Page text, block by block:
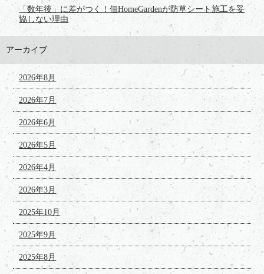
「数年後」に差がつく！佃HomeGardenが防草シート施工を妥
協しない理由
アーカイブ
2026年8月
2026年7月
2026年6月
2026年5月
2026年4月
2026年3月
2025年10月
2025年9月
2025年8月